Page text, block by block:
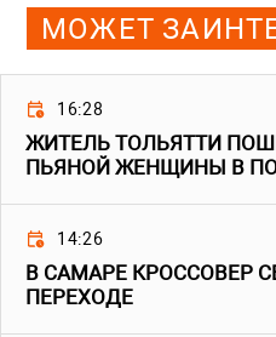
МОЖЕТ
16:28
ЖИТЕЛЬ ТОЛЬЯТТИ
ПЬЯНОЙ ЖЕНЩИНЫ В
14:26
В САМАРЕ КРОССОВЕР
ПЕРЕХОДЕ